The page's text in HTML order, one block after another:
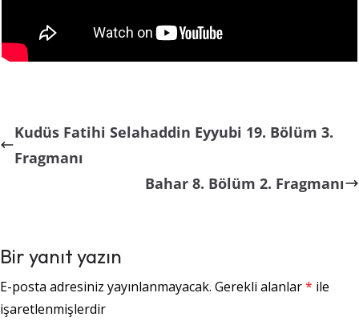
Kudüs Fatihi Selahaddin Eyyubi 19. Bölüm 3.
Fragmanı
Bahar 8. Bölüm 2. Fragmanı
Bir yanıt yazın
E-posta adresiniz yayınlanmayacak. Gerekli alanlar* ile
işaretlenmişlerdir